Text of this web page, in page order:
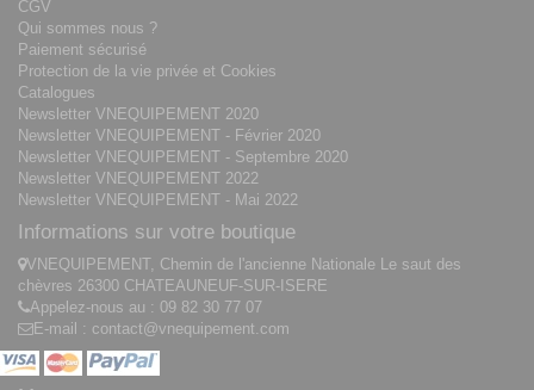
CGV
Qui sommes nous ?
Paiement sécurisé
Protection de la vie privée et Cookies
Catalogues
Newsletter VNEQUIPEMENT 2020
Newsletter VNEQUIPEMENT - Février 2020
Newsletter VNEQUIPEMENT - Septembre 2020
Newsletter VNEQUIPEMENT 2022
Newsletter VNEQUIPEMENT - Mai 2022
Informations sur votre boutique
VNEQUIPEMENT, Chemin de l'ancienne Nationale Le saut des
chèvres 26300 CHATEAUNEUF-SUR-ISERE
Appelez-nous au : 09 82 30 77 07
E-mail : contact@vnequipement.com